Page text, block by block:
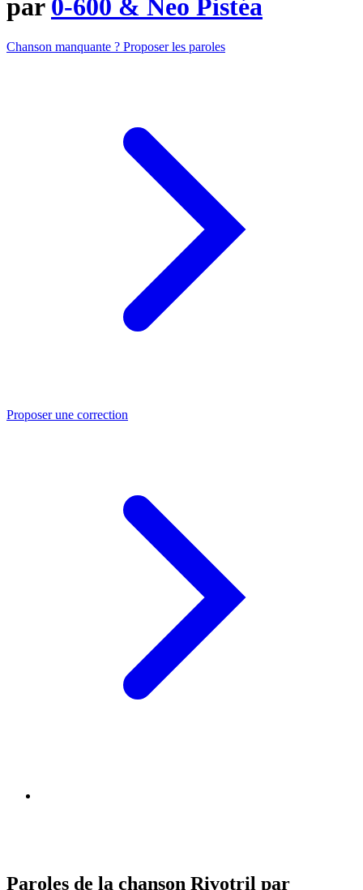
par 0-600 & Neo Pistéa
Chanson manquante ? Proposer les paroles
Proposer une correction
Paroles de la chanson Rivotril par